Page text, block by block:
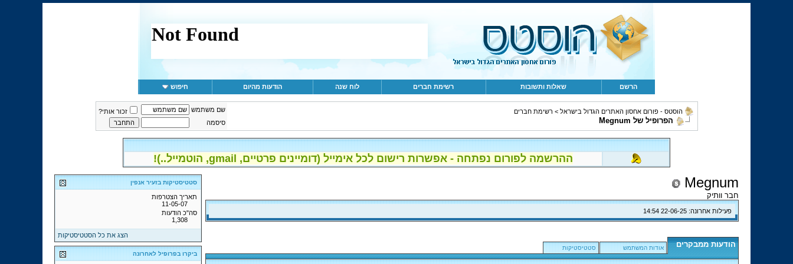
הרשם שאלות ותשובות רשימת חברים לוח שנה הודעות מהיום חיפוש
הוסטס - פורום אחסון האתרים הגדול בישראל > רשימת חברים
הפרופיל של Megnum
שם משתמש
זכור אותי?
סיסמה
ההרשמה לפורום נפתחה - אפשרות רישום לכל אימייל (דומיינים פרטיים, gmail, הוטמייל..)!
Megnum
חבר וותיק
פעילות אחרונה: 14:54
הודעות ממבקרים אודות המשתמש סטטיסטיקות
סטטיסטיקות בזעיר אנפין
תאריך הצטרפות
11-05-07
סה"כ הודעות
1,308
הצג את כל הסטטיסטיקות
ביקרו בפרופיל לאחרונה